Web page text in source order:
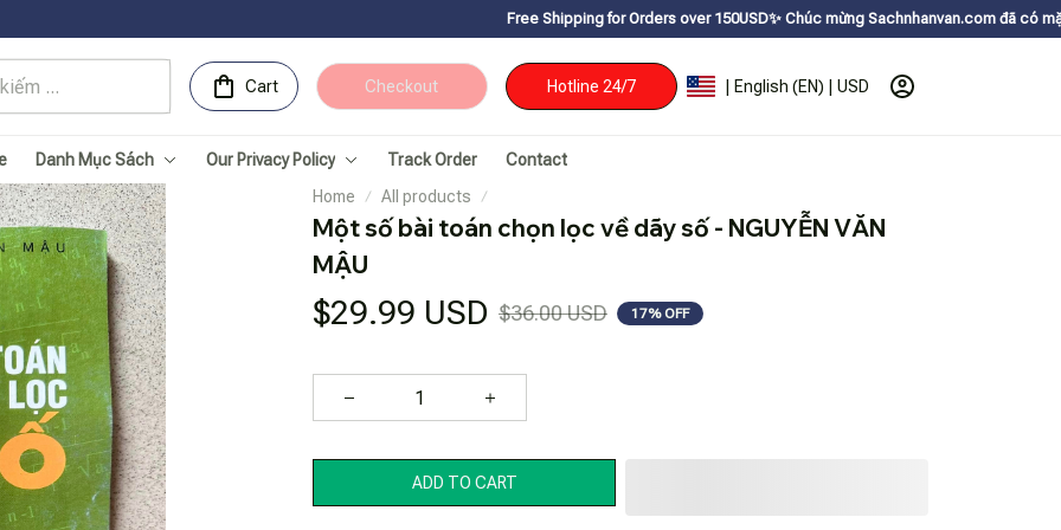
Free Shipping for Orders over 150USDㅤ✨ Chúc mừng Sachnhanvan.com đã có mặt hơn 200
Cart Checkout Hotline 24/7 | English (EN) | USD
Danh Mục Sách Our Privacy Policy Track Order
Contact
Home
All products
Một số bài toán chọn lọc về dãy số - NGUYỄN VĂN
MẬU
$29.99 USD $36.00 USD 17% OFF
ADD TO CART